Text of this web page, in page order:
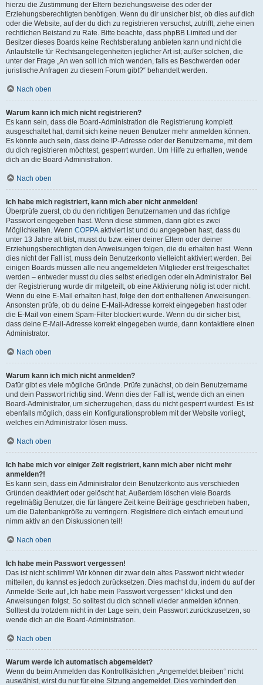
hierzu die Zustimmung der Eltern beziehungsweise des oder der
Erziehungsberechtigten benötigen. Wenn du dir unsicher bist, ob dies auf dich
oder die Website, auf der du dich zu registrieren versuchst, zutrifft, ziehe einen
rechtlichen Beistand zu Rate. Bitte beachte, dass phpBB Limited und der
Besitzer dieses Boards keine Rechtsberatung anbieten kann und nicht die
Anlaufstelle für Rechtsangelegenheiten jeglicher Art ist; außer solchen, die
unter der Frage „An wen soll ich mich wenden, falls es Beschwerden oder
juristische Anfragen zu diesem Forum gibt?“ behandelt werden.
Nach oben
Warum kann ich mich nicht registrieren?
Es kann sein, dass die Board-Administration die Registrierung komplett
ausgeschaltet hat, damit sich keine neuen Benutzer mehr anmelden können.
Es könnte auch sein, dass deine IP-Adresse oder der Benutzername, mit dem
du dich registrieren möchtest, gesperrt wurden. Um Hilfe zu erhalten, wende
dich an die Board-Administration.
Nach oben
Ich habe mich registriert, kann mich aber nicht anmelden!
Überprüfe zuerst, ob du den richtigen Benutzernamen und das richtige
Passwort eingegeben hast. Wenn diese stimmen, dann gibt es zwei
Möglichkeiten. Wenn COPPA aktiviert ist und du angegeben hast, dass du
unter 13 Jahre alt bist, musst du bzw. einer deiner Eltern oder deiner
Erziehungsberechtigten den Anweisungen folgen, die du erhalten hast. Wenn
dies nicht der Fall ist, muss dein Benutzerkonto vielleicht aktiviert werden. Bei
einigen Boards müssen alle neu angemeldeten Mitglieder erst freigeschaltet
werden – entweder musst du dies selbst erledigen oder ein Administrator. Bei
der Registrierung wurde dir mitgeteilt, ob eine Aktivierung nötig ist oder nicht.
Wenn du eine E-Mail erhalten hast, folge den dort enthaltenen Anweisungen.
Ansonsten prüfe, ob du deine E-Mail-Adresse korrekt eingegeben hast oder
die E-Mail von einem Spam-Filter blockiert wurde. Wenn du dir sicher bist,
dass deine E-Mail-Adresse korrekt eingegeben wurde, dann kontaktiere einen
Administrator.
Nach oben
Warum kann ich mich nicht anmelden?
Dafür gibt es viele mögliche Gründe. Prüfe zunächst, ob dein Benutzername
und dein Passwort richtig sind. Wenn dies der Fall ist, wende dich an einen
Board-Administrator, um sicherzugehen, dass du nicht gesperrt wurdest. Es ist
ebenfalls möglich, dass ein Konfigurationsproblem mit der Website vorliegt,
welches ein Administrator lösen muss.
Nach oben
Ich habe mich vor einiger Zeit registriert, kann mich aber nicht mehr
anmelden?!
Es kann sein, dass ein Administrator dein Benutzerkonto aus verschieden
Gründen deaktiviert oder gelöscht hat. Außerdem löschen viele Boards
regelmäßig Benutzer, die für längere Zeit keine Beiträge geschrieben haben,
um die Datenbankgröße zu verringern. Registriere dich einfach erneut und
nimm aktiv an den Diskussionen teil!
Nach oben
Ich habe mein Passwort vergessen!
Das ist nicht schlimm! Wir können dir zwar dein altes Passwort nicht wieder
mitteilen, du kannst es jedoch zurücksetzen. Dies machst du, indem du auf der
Anmelde-Seite auf „Ich habe mein Passwort vergessen“ klickst und den
Anweisungen folgst. So solltest du dich schnell wieder anmelden können.
Solltest du trotzdem nicht in der Lage sein, dein Passwort zurückzusetzen, so
wende dich an die Board-Administration.
Nach oben
Warum werde ich automatisch abgemeldet?
Wenn du beim Anmelden das Kontrollkästchen „Angemeldet bleiben“ nicht
auswählst, wirst du nur für eine Sitzung angemeldet. Dies verhindert den